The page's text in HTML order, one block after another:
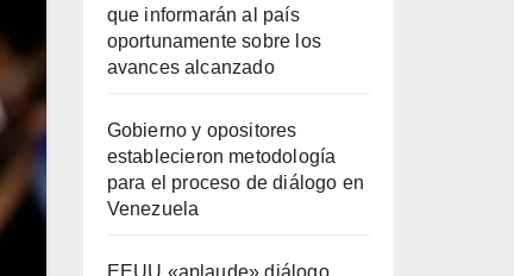
que informarán al país
oportunamente sobre los
avances alcanzado
Gobierno y opositores
establecieron metodología
para el proceso de diálogo en
Venezuela
EEUU «aplaude» diálogo